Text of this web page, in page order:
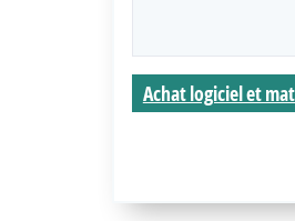
Achat logiciel et